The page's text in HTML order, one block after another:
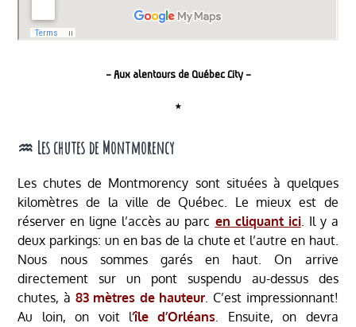
– Aux alentours de Québec City–
⋆
♒︎ Les chutes de Montmorency
Les chutes de Montmorency sont situées à quelques
kilomètres de la ville de Québec. Le mieux est de
réserver en ligne l’accès au parc en cliquant ici. Il y a
deux parkings: un en bas de la chute et l’autre en haut.
Nous nous sommes garés en haut. On arrive
directement sur un pont suspendu au-dessus des
chutes, à 83 mètres de hauteur. C’est impressionnant!
Au loin, on voit l‘île d’Orléans. Ensuite, on devra